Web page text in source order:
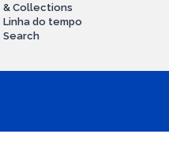
& Collections
Linha do tempo
Search